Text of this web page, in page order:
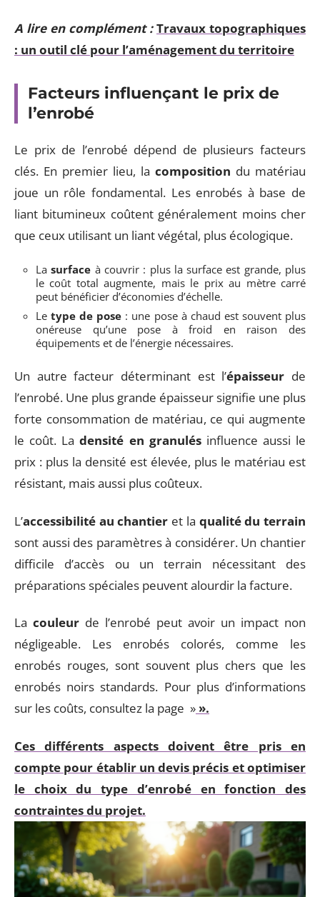
A lire en complément : Travaux topographiques
: un outil clé pour l’aménagement du territoire
Facteurs influençant le prix de
l’enrobé
Le prix de l’enrobé dépend de plusieurs facteurs
clés. En premier lieu, la composition du matériau
joue un rôle fondamental. Les enrobés à base de
liant bitumineux coûtent généralement moins cher
que ceux utilisant un liant végétal, plus écologique.
Lasurface à couvrir : plus la surface est grande, plus
le coût total augmente, mais le prix au mètre carré
peut bénéficier d’économies d’échelle.
Letype de pose : une pose à chaud est souvent plus
onéreuse qu’une pose à froid en raison des
équipements et de l’énergie nécessaires.
Un autre facteur déterminant est l’épaisseur de
l’enrobé. Une plus grande épaisseur signifie une plus
forte consommation de matériau, ce qui augmente
le coût. Ladensité en granulésinfluence aussi le
prix : plus la densité est élevée, plus le matériau est
résistant, mais aussi plus coûteux.
L’accessibilité au chantier et la qualité du terrain
sont aussi des paramètres à considérer. Un chantier
difficile d’accès ou un terrain nécessitant des
préparations spéciales peuvent alourdir la facture.
La couleur de l’enrobé peut avoir un impact non
négligeable. Les enrobés colorés, comme les
enrobés rouges, sont souvent plus chers que les
enrobés noirs standards. Pour plus d’informations
sur les coûts, consultez la page » ».
Ces différents aspects doivent être pris en
compte pour établir un devis précis et optimiser
le choix du type d’enrobé en fonction des
contraintes du projet.